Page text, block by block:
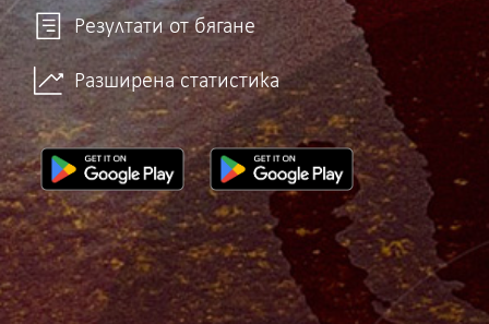
Резултати от бягане
Разширена статистика